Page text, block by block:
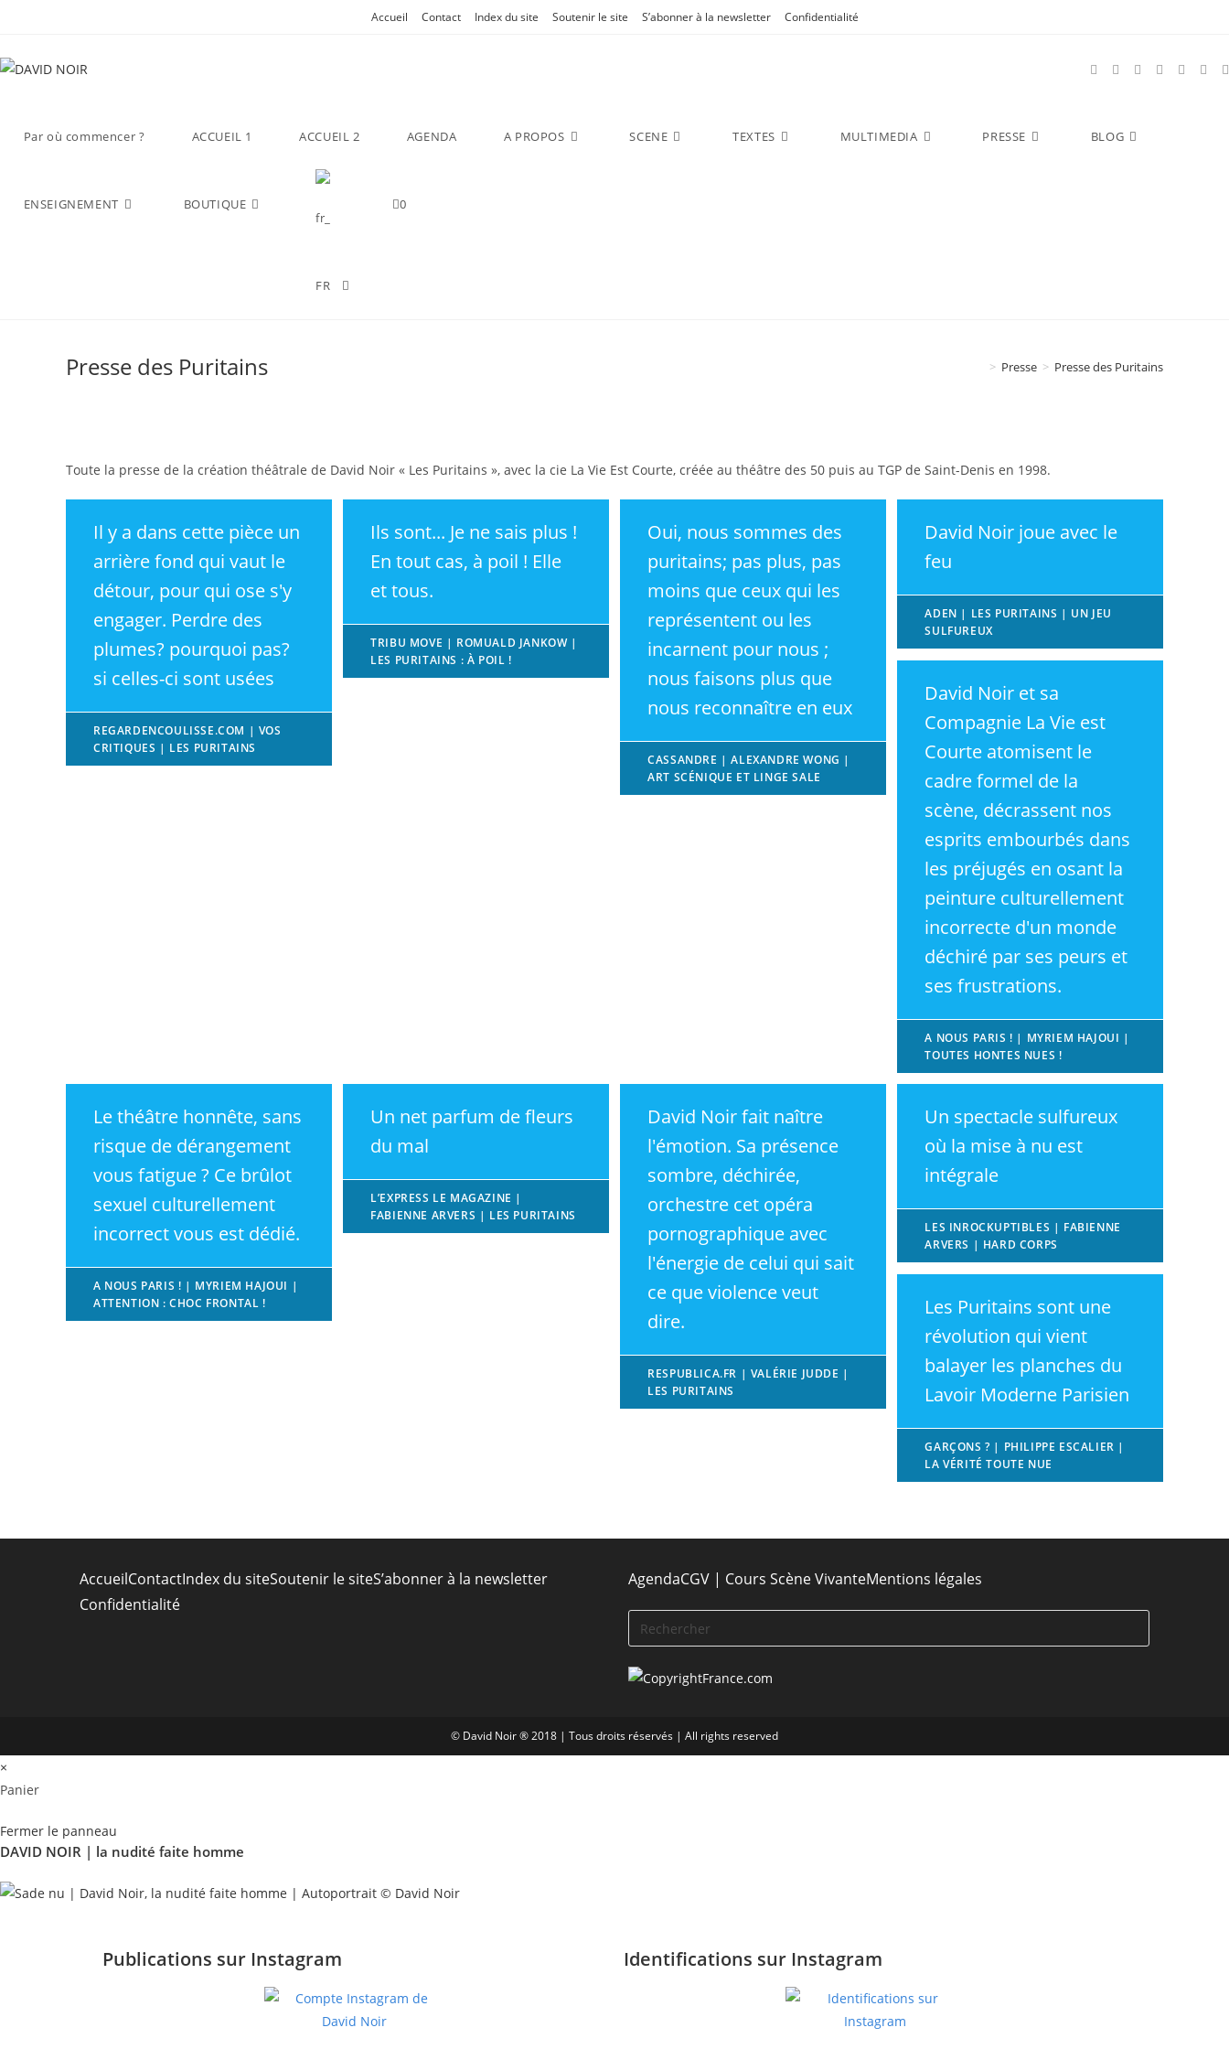
Accueil Contact Index du site Soutenir le site S’abonner à la newsletter Confidentialité
Par où commencer ? ACCUEIL 1 ACCUEIL 2 AGENDA A PROPOS SCENE TEXTES MULTIMEDIA PRESSE BLOG
ENSEIGNEMENT BOUTIQUE 0
Presse des Puritains > Presse > Presse des Puritains
Toute la presse de la création théâtrale de David Noir « Les Puritains », avec la cie La Vie Est Courte, créée au théâtre des 50 puis au TGP de Saint-Denis en 1998.
Il y a dans cette pièce un
arrière fond qui vaut le
détour, pour qui ose s'y
engager. Perdre des
plumes? pourquoi pas?
si celles-ci sont usées
REGARDENCOULISSE.COM | VOS
CRITIQUES | LES PURITAINS
Ils sont... Je ne sais plus !
En tout cas, à poil ! Elle
et tous.
TRIBU MOVE | ROMUALD JANKOW |
LES PURITAINS : À POIL !
Oui, nous sommes des
puritains; pas plus, pas
moins que ceux qui les
représentent ou les
incarnent pour nous ;
nous faisons plus que
nous reconnaître en eux
CASSANDRE | ALEXANDRE WONG |
ART SCÉNIQUE ET LINGE SALE
David Noir joue avec le
feu
ADEN | LES PURITAINS | UN JEU
SULFUREUX
David Noir et sa
Compagnie La Vie est
Courte atomisent le
cadre formel de la
scène, décrassent nos
esprits embourbés dans
les préjugés en osant la
peinture culturellement
incorrecte d'un monde
déchiré par ses peurs et
ses frustrations.
A NOUS PARIS ! | MYRIEM HAJOUI |
TOUTES HONTES NUES !
Le théâtre honnête, sans
risque de dérangement
vous fatigue ? Ce brûlot
sexuel culturellement
incorrect vous est dédié.
A NOUS PARIS ! | MYRIEM HAJOUI |
ATTENTION : CHOC FRONTAL !
Un net parfum de fleurs
du mal
L’EXPRESS LE MAGAZINE |
FABIENNE ARVERS | LES PURITAINS
David Noir fait naître
l'émotion. Sa présence
sombre, déchirée,
orchestre cet opéra
pornographique avec
l'énergie de celui qui sait
ce que violence veut
dire.
RESPUBLICA.FR | VALÉRIE JUDDE |
LES PURITAINS
Un spectacle sulfureux
où la mise à nu est
intégrale
LES INROCKUPTIBLES | FABIENNE
ARVERS | HARD CORPS
Les Puritains sont une
révolution qui vient
balayer les planches du
Lavoir Moderne Parisien
GARÇONS ? | PHILIPPE ESCALIER |
LA VÉRITÉ TOUTE NUE
AccueilContactIndex du siteSoutenir le siteS’abonner à la newsletter
Confidentialité
AgendaCGV | Cours Scène VivanteMentions légales
© David Noir ® 2018 | Tous droits réservés | All rights reserved
×
Panier
Fermer le panneau
DAVID NOIR | la nudité faite homme
Publications sur Instagram Identifications sur Instagram